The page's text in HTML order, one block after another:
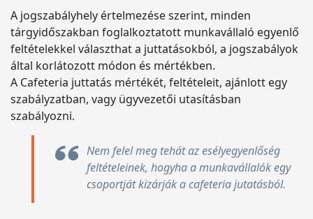
A jogszabályhely értelmezése szerint, minden
tárgyidőszakban foglalkoztatott munkavállaló egyenlő
feltételekkel választhat a juttatásokból, a jogszabályok
által korlátozott módon és mértékben.
A Cafeteria juttatás mértékét, feltételeit, ajánlott egy
szabályzatban, vagy ügyvezetői utasításban
szabályozni.
Nem felel meg tehát az esélyegyenlőség
feltételeinek, hogyha a munkavállalók egy
csoportját kizárják a cafeteria jutatásból.